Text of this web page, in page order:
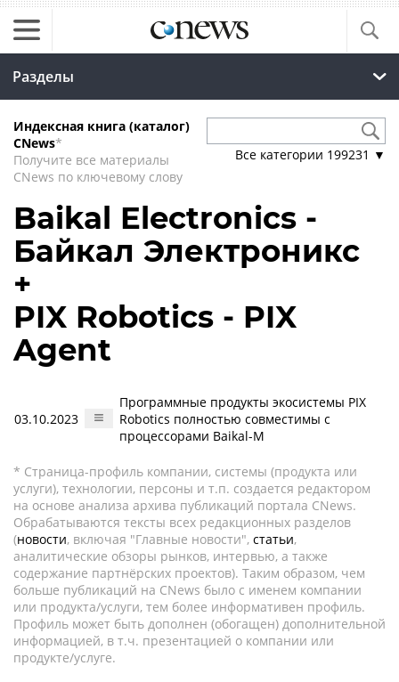
Разделы
Индексная книга (каталог)
CNews*
Получите все материалы
CNews по ключевому слову
Все категории 199231 ▼
Baikal Electronics -
Байкал Электроникс
+
PIX Robotics - PIX
Agent
03.10.2023
Программные продукты экосистемы PIX
Robotics полностью совместимы с
процессорами Baikal-М
* Страница-профиль компании, системы (продукта или
услуги), технологии, персоны и т.п. создается редактором
на основе анализа архива публикаций портала CNews.
Обрабатываются тексты всех редакционных разделов
(новости, включая "Главные новости", статьи,
аналитические обзоры рынков, интервью, а также
содержание партнёрских проектов). Таким образом, чем
больше публикаций на CNews было с именем компании
или продукта/услуги, тем более информативен профиль.
Профиль может быть дополнен (обогащен) дополнительной
информацией, в т.ч. презентацией о компании или
продукте/услуге.